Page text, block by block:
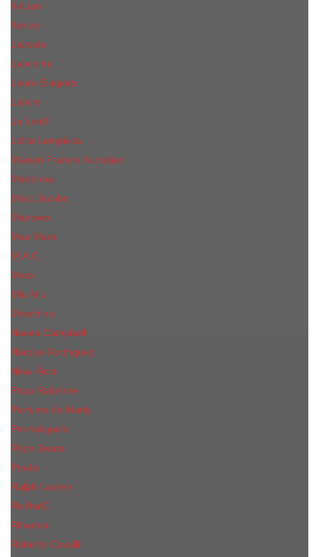
КиLian
Kenzo
Lacoste
Lancome
Laura Biagiotti
Lanvin
Lе Lab0
Lolita Lempicka
Maison Francis Kurkdjian
Madonna
Marc Jacobs
Mancera
Max Mara
M.А.C.
Mexx
Miu Miu
Mоsсhino
Naomi Campbell
Narciso Rodriguez
Nina Ricci
Paco Rabanne
Parfums de Marly
Penhaligon's
Pepe Jeans
Prada
Ralph Lauren
RicHarD
Rihanna
Roberto Cavalli